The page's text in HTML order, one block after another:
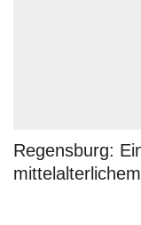
Regensburg: